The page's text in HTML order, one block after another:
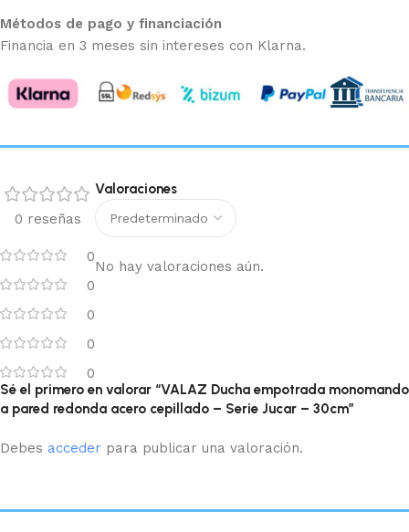
Métodos de pago y financiación
Financia en 3 meses sin intereses con Klarna.
0 reseñas
0
0
0
0
0
Valoraciones
No hay valoraciones aún.
Sé el primero en valorar “VALAZ Ducha empotrada monomando
a pared redonda acero cepillado – Serie Jucar – 30cm”
Debes acceder para publicar una valoración.